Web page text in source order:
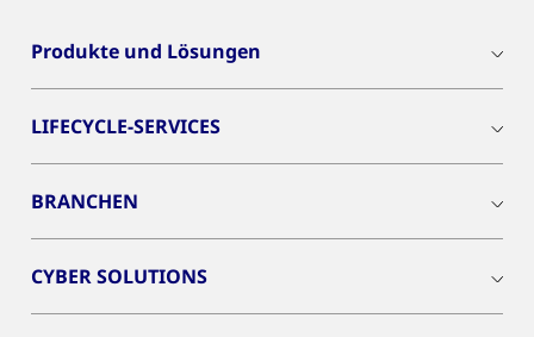
Produkte und Lösungen
LIFECYCLE-SERVICES
BRANCHEN
CYBER SOLUTIONS